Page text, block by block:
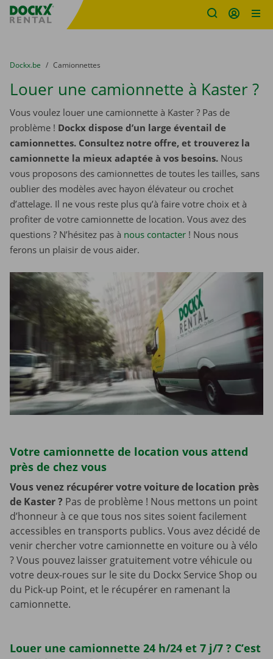
sitename
You are here:
du
Dockx.be to
Camionnettes
Louer une camionnette à Kaster ?
Vous voulez louer une camionnette à Kaster ? Pas de
problème ! Dockx dispose d’un large éventail de
camionnettes. Consultez notre offre, et trouverez la
camionnette la mieux adaptée à vos besoins. Nous
vous proposons des camionnettes de toutes les tailles, sans
oublier des modèles avec hayon élévateur ou crochet
d’attelage. Il ne vous reste plus qu’à faire votre choix et à
profiter de votre camionnette de location. Vous avez des
questions ? N’hésitez pas à nous contacter ! Nous nous
ferons un plaisir de vous aider.
Votre camionnette de location vous attend
près de chez vous
Vous venez récupérer votre voiture de location près
de Kaster? Pas de problème ! Nous mettons un point
d’honneur à ce que tous nos sites soient facilement
accessibles en transports publics. Vous avez décidé de
venir chercher votre camionnette en voiture ou à vélo
? Vous pouvez laisser gratuitement votre véhicule ou
votre deux-roues sur le site du Dockx Service Shop ou
du Pick-up Point, et le récupérer en ramenant la
camionnette.
Louer une camionnette 24 h/24 et 7 j/7 ? C’est